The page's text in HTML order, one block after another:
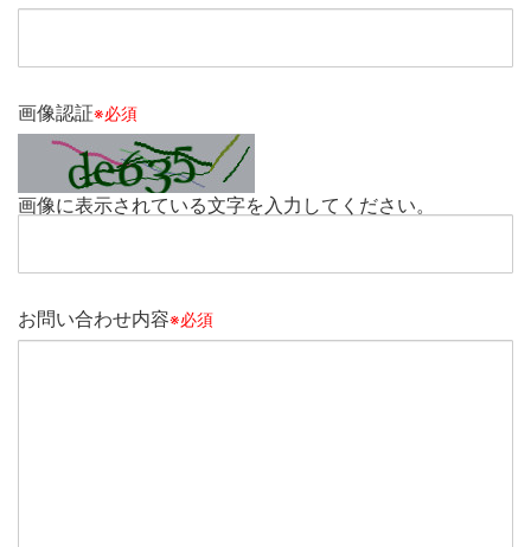
画像認証※必須
画像に表示されている文字を入力してください。
お問い合わせ内容※必須